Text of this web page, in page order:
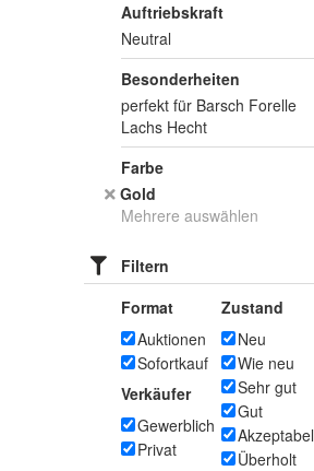
Auftriebskraft
Neutral
Besonderheiten
perfekt für Barsch Forelle
Lachs Hecht
Farbe
Gold
Mehrere auswählen
Filtern
Format
Auktionen
Sofortkauf
Verkäufer
Gewerblich
Privat
Zustand
Neu
Wie neu
Sehr gut
Gut
Akzeptabel
Überholt